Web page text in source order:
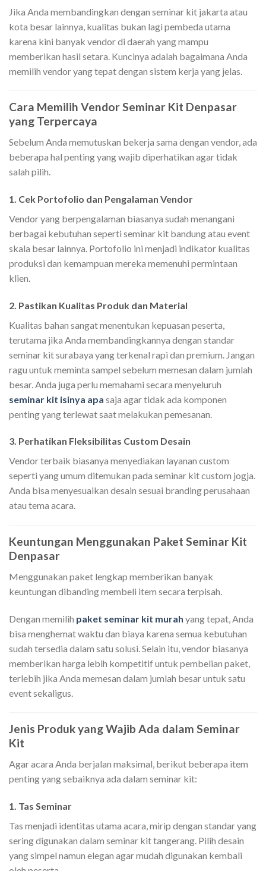
Jika Anda membandingkan dengan seminar kit jakarta atau
kota besar lainnya, kualitas bukan lagi pembeda utama
karena kini banyak vendor di daerah yang mampu
memberikan hasil setara. Kuncinya adalah bagaimana Anda
memilih vendor yang tepat dengan sistem kerja yang jelas.
Cara Memilih Vendor Seminar Kit Denpasar
yang Terpercaya
Sebelum Anda memutuskan bekerja sama dengan vendor, ada
beberapa hal penting yang wajib diperhatikan agar tidak
salah pilih.
1. Cek Portofolio dan Pengalaman Vendor
Vendor yang berpengalaman biasanya sudah menangani
berbagai kebutuhan seperti seminar kit bandung atau event
skala besar lainnya. Portofolio ini menjadi indikator kualitas
produksi dan kemampuan mereka memenuhi permintaan
klien.
2. Pastikan Kualitas Produk dan Material
Kualitas bahan sangat menentukan kepuasan peserta,
terutama jika Anda membandingkannya dengan standar
seminar kit surabaya yang terkenal rapi dan premium. Jangan
ragu untuk meminta sampel sebelum memesan dalam jumlah
besar. Anda juga perlu memahami secara menyeluruh
seminar kit isinya apa saja agar tidak ada komponen
penting yang terlewat saat melakukan pemesanan.
3. Perhatikan Fleksibilitas Custom Desain
Vendor terbaik biasanya menyediakan layanan custom
seperti yang umum ditemukan pada seminar kit custom jogja.
Anda bisa menyesuaikan desain sesuai branding perusahaan
atau tema acara.
Keuntungan Menggunakan Paket Seminar Kit
Denpasar
Menggunakan paket lengkap memberikan banyak
keuntungan dibanding membeli item secara terpisah.
Dengan memilih paket seminar kit murah yang tepat, Anda
bisa menghemat waktu dan biaya karena semua kebutuhan
sudah tersedia dalam satu solusi. Selain itu, vendor biasanya
memberikan harga lebih kompetitif untuk pembelian paket,
terlebih jika Anda memesan dalam jumlah besar untuk satu
event sekaligus.
Jenis Produk yang Wajib Ada dalam Seminar
Kit
Agar acara Anda berjalan maksimal, berikut beberapa item
penting yang sebaiknya ada dalam seminar kit:
1. Tas Seminar
Tas menjadi identitas utama acara, mirip dengan standar yang
sering digunakan dalam seminar kit tangerang. Pilih desain
yang simpel namun elegan agar mudah digunakan kembali